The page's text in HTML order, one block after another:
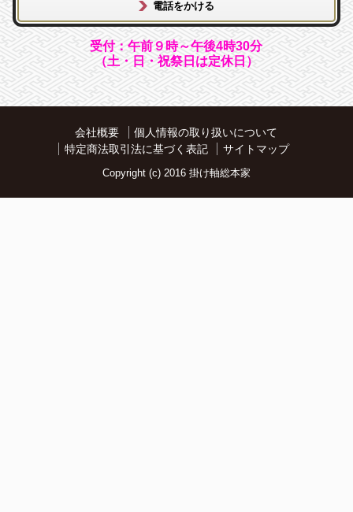
受付：午前９時～午後4時30分
（土・日・祝祭日は定休日）
会社概要
個人情報の取り扱いについて
特定商法取引法に基づく表記
サイトマップ
Copyright (c) 2016 掛け軸総本家